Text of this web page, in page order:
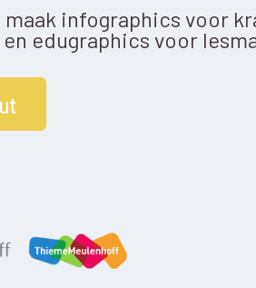
infographics voor
edugraphics voor